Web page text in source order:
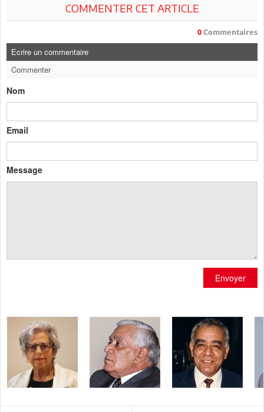
COMMENTER CET ARTICLE
0 Commentaires
Ecrire un commentaire
Commenter
Nom
Email
Message
Envoyer